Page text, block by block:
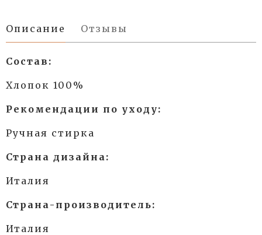
Описание Отзывы
Состав:
Хлопок 100%
Рекомендации по уходу:
Ручная стирка
Страна дизайна:
Италия
Страна-производитель:
Италия